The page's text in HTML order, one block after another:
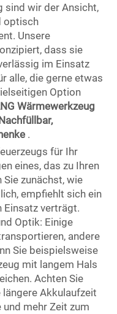
sind wir der Ansicht,
optisch
Unsere
dass sie
im Einsatz
alle, die gerne etwas
Option
Wärmewerkzeug
.
für Ihr
eines, das zu Ihren
zunächst, wie
empfiehlt sich ein
Einsatz verträgt.
Optik: Einige
andere
Sie beispielsweise
mit langem Hals
Achten Sie
Akkulaufzeit
mehr Zeit zum